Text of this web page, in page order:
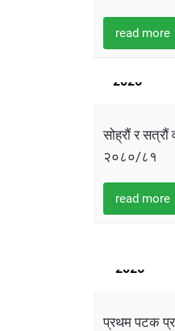
read more
06
2026
सोह्रौं र
२०८०/८१
read more
2026
प्रथम पटक